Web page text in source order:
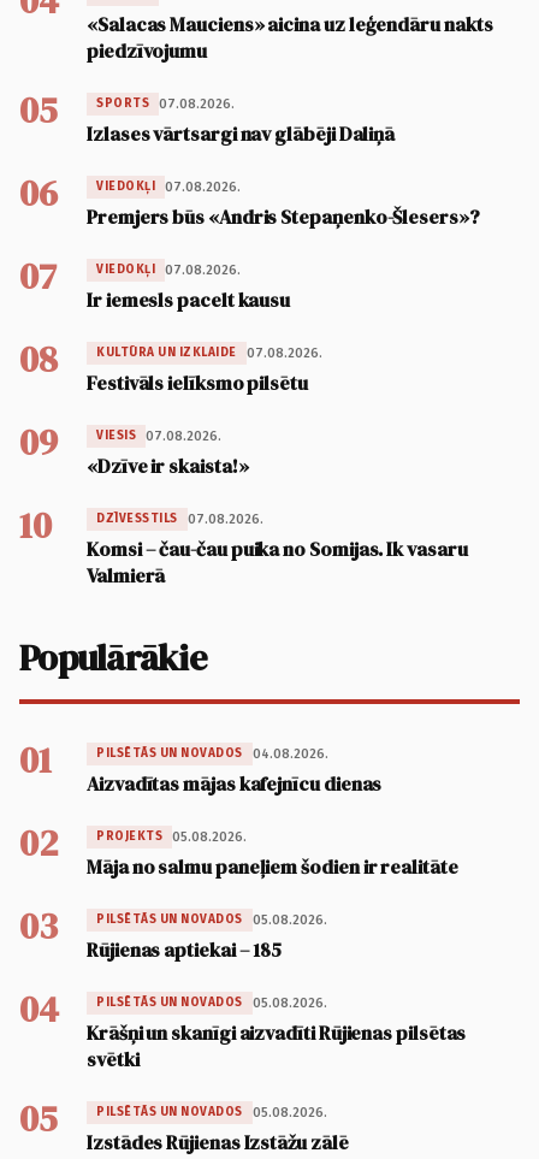
«Salacas Mauciens» aicina uz leģendāru nakts
piedzīvojumu
05 SPORTS 07.08.2026.
Izlases vārtsargi nav glābēji Daliņā
06 VIEDOKĻI 07.08.2026.
Premjers būs «Andris Stepaņenko-Šlesers»?
07 VIEDOKĻI 07.08.2026.
Ir iemesls pacelt kausu
08 KULTŪRA UN IZKLAIDE 07.08.2026.
Festivāls ielīksmo pilsētu
09 VIESIS 07.08.2026.
«Dzīve ir skaista!»
10 DZĪVESSTILS 07.08.2026.
Komsi – čau-čau puika no Somijas. Ik vasaru
Valmierā
Populārākie
01 PILSĒTĀS UN NOVADOS 04.08.2026.
Aizvadītas mājas kafejnīcu dienas
02 PROJEKTS 05.08.2026.
Māja no salmu paneļiem šodien ir realitāte
03 PILSĒTĀS UN NOVADOS 05.08.2026.
Rūjienas aptiekai – 185
04 PILSĒTĀS UN NOVADOS 05.08.2026.
Krāšņi un skanīgi aizvadīti Rūjienas pilsētas
svētki
05 PILSĒTĀS UN NOVADOS 05.08.2026.
Izstādes Rūjienas Izstāžu zālē